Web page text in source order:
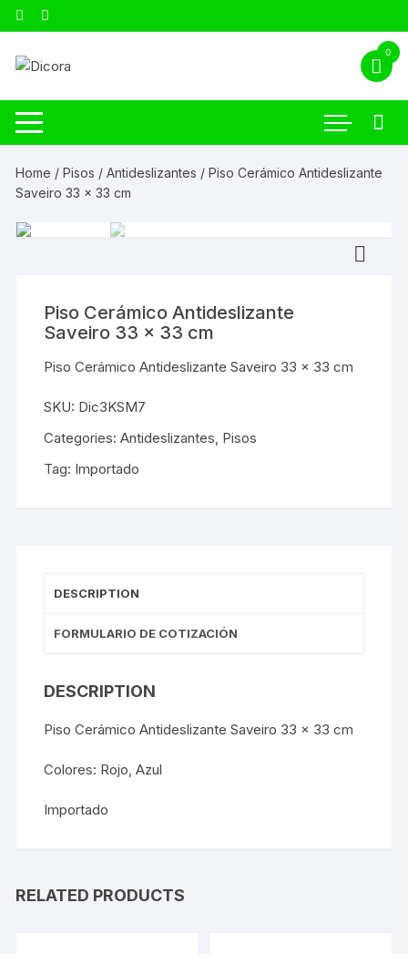
0
Home /Pisos /Antideslizantes / Piso Cerámico Antideslizante
Saveiro 33 x 33 cm
Piso Cerámico Antideslizante
Saveiro 33 x 33 cm
Piso Cerámico Antideslizante Saveiro 33 x 33 cm
SKU: Dic3KSM7
Categories:Antideslizantes, Pisos
Tag: Importado
DESCRIPTION
FORMULARIO DE COTIZACIÓN
DESCRIPTION
Piso Cerámico Antideslizante Saveiro 33 x 33 cm
Colores: Rojo, Azul
Importado
RELATED PRODUCTS